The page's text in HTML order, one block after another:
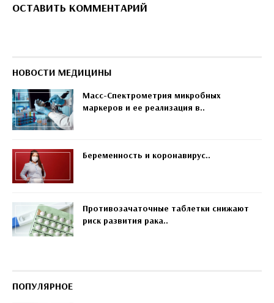
ОСТАВИТЬ КОММЕНТАРИЙ
НОВОСТИ МЕДИЦИНЫ
Масс-Спектрометрия микробных
маркеров и ее реализация в..
Беременность и коронавирус..
Противозачаточные таблетки снижают
риск развития рака..
ПОПУЛЯРНОЕ